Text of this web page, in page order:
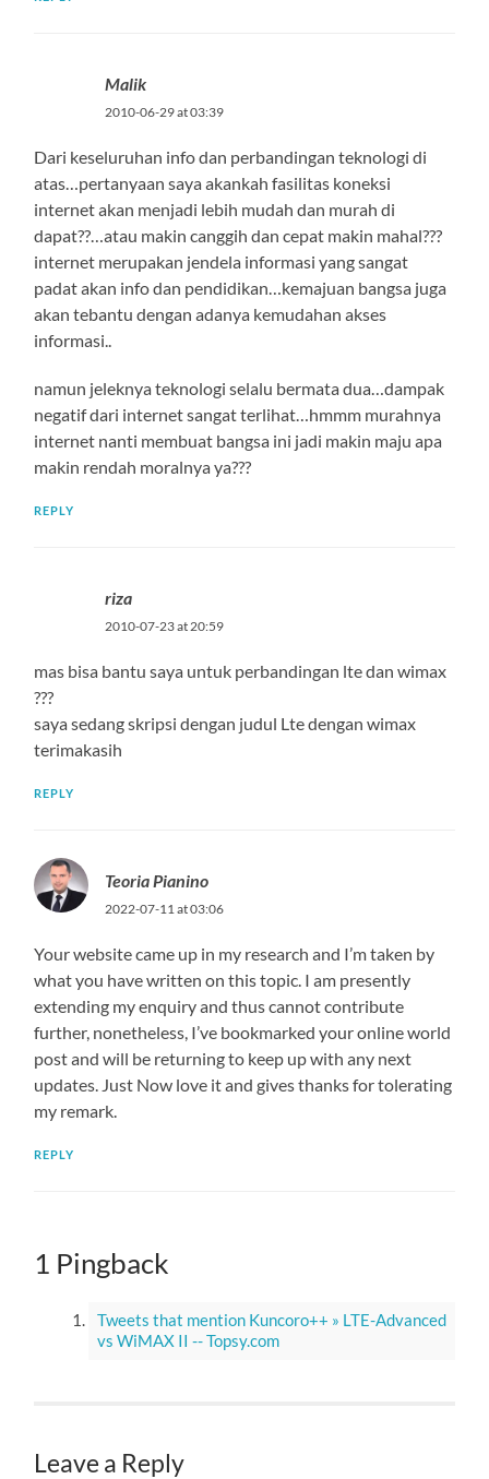
Malik
2010-06-29 at 03:39
Dari keseluruhan info dan perbandingan teknologi di
atas…pertanyaan saya akankah fasilitas koneksi
internet akan menjadi lebih mudah dan murah di
dapat??…atau makin canggih dan cepat makin mahal???
internet merupakan jendela informasi yang sangat
padat akan info dan pendidikan…kemajuan bangsa juga
akan tebantu dengan adanya kemudahan akses
informasi..
namun jeleknya teknologi selalu bermata dua…dampak
negatif dari internet sangat terlihat…hmmm murahnya
internet nanti membuat bangsa ini jadi makin maju apa
makin rendah moralnya ya???
REPLY
riza
2010-07-23 at 20:59
mas bisa bantu saya untuk perbandingan lte dan wimax
???
saya sedang skripsi dengan judul Lte dengan wimax
terimakasih
REPLY
Teoria Pianino
2022-07-11 at 03:06
Your website came up in my research and I’m taken by
what you have written on this topic. I am presently
extending my enquiry and thus cannot contribute
further, nonetheless, I’ve bookmarked your online world
post and will be returning to keep up with any next
updates. Just Now love it and gives thanks for tolerating
my remark.
REPLY
1 Pingback
Tweets that mention Kuncoro++ » LTE-Advanced
vs WiMAX II -- Topsy.com
Leave a Reply